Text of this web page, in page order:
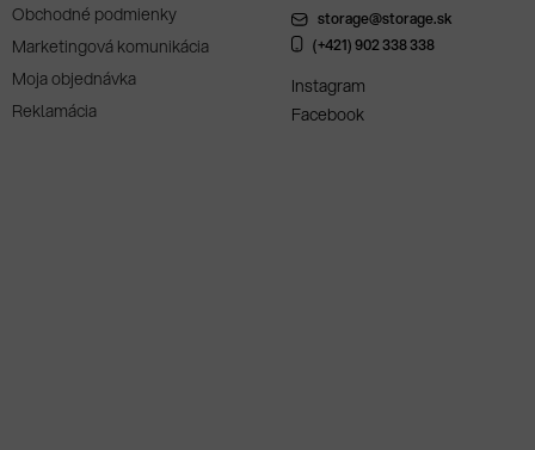
Obchodné podmienky
Marketingová komunikácia
Moja objednávka
Reklamácia
storage@storage.sk
(+421) 902 338 338
Instagram
Facebook